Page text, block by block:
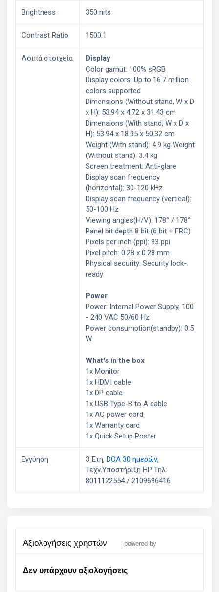
Brightness 350 nits
Contrast Ratio 1500:1
Λοιπά στοιχεία
Display
Color gamut: 100% sRGB
Display colors: Up to 16.7 million
colors supported
Dimensions (Without stand, W x D
x H): 53.94 x 4.72 x 31.43 cm
Dimensions (With stand, W x D x
H): 53.94 x 18.95 x 50.32 cm
Weight (With stand): 4.9 kg Weight
(Without stand): 3.4 kg
Screen treatment: Anti-glare
Display scan frequency
(horizontal): 30-120 kHz
Display scan frequency (vertical):
50-100 Hz
Viewing angles(H/V): 178° / 178°
Panel bit depth 8 bit (6 bit + FRC)
Pixels per inch (ppi): 93 ppi
Pixel pitch: 0.28 x 0.28 mm
Physical security: Security lock-
ready
Power
Power: Internal Power Supply, 100
- 240 VAC 50/60 Hz
Power consumption(standby): 0.5
W
What's in the box
1x Monitor
1x HDMI cable
1x DP cable
1x USB Type-B to A cable
1x AC power cord
1x Warranty card
1x Quick Setup Poster
Εγγύηση 3 Έτη, DOA 30 ημερών,
Τεχν.Υποστήριξη HP Τηλ:
8011122554 / 2109696416
αξιολογήσεις χρηστών powered by
Δεν υπάρχουν αξιολογήσεις